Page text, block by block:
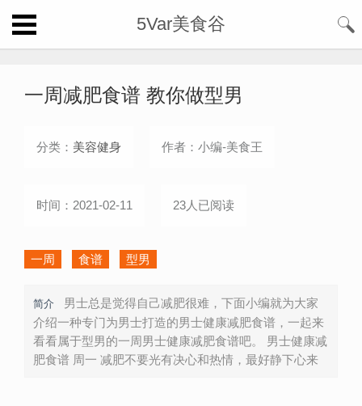
5Var美食谷
一周减肥食谱 教你做型男
分类： 美容健身 作者：小编-美食王
时间：2021-02-11 23人已阅读
一周 食谱 型男
简介
男士总是觉得自己减肥很难，下面小编就为大家
介绍一种专门为男士打造的男士健康减肥食谱，一起来
看看属于型男的一周男士健康减肥食谱吧。 男士健康减
肥食谱 周一 减肥不要光有决心和热情，最好静下心来